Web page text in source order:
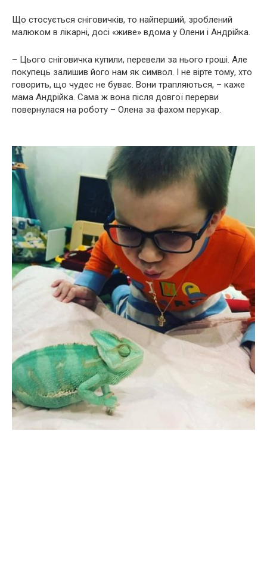
Що стосується сніговичків, то найперший, зроблений
малюком в лікарні, досі «живе» вдома у Олени і Андрійка.
– Цього сніговичка купили, перевели за нього гроші. Але
покупець залишив його нам як символ. І не вірте тому, хто
говорить, що чудес не буває. Вони трапляються, – каже
мама Андрійка. Сама ж вона після довгої перерви
повернулася на роботу – Олена за фахом перукар.